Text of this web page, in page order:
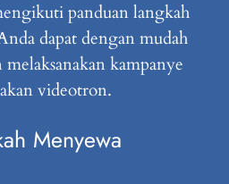
panduan langkah
dapat dengan mudah
kampanye
videotron.
Menyewa